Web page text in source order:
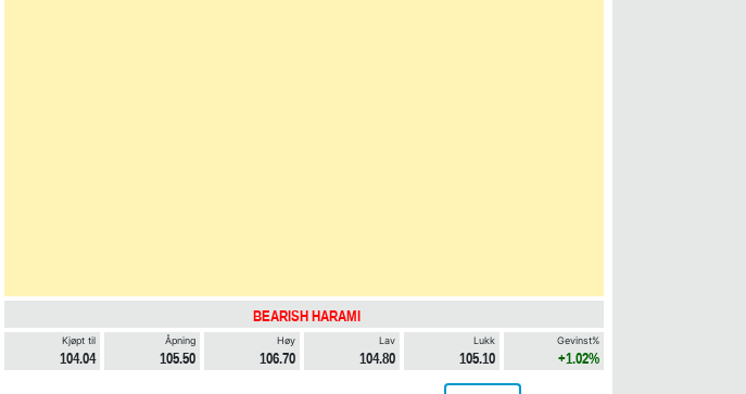
BEARISH HARAMI
Kjøpt til
104.04
Åpning
105.50
Høy
106.70
Lav
104.80
Lukk
105.10
Gevinst%
+1.02%